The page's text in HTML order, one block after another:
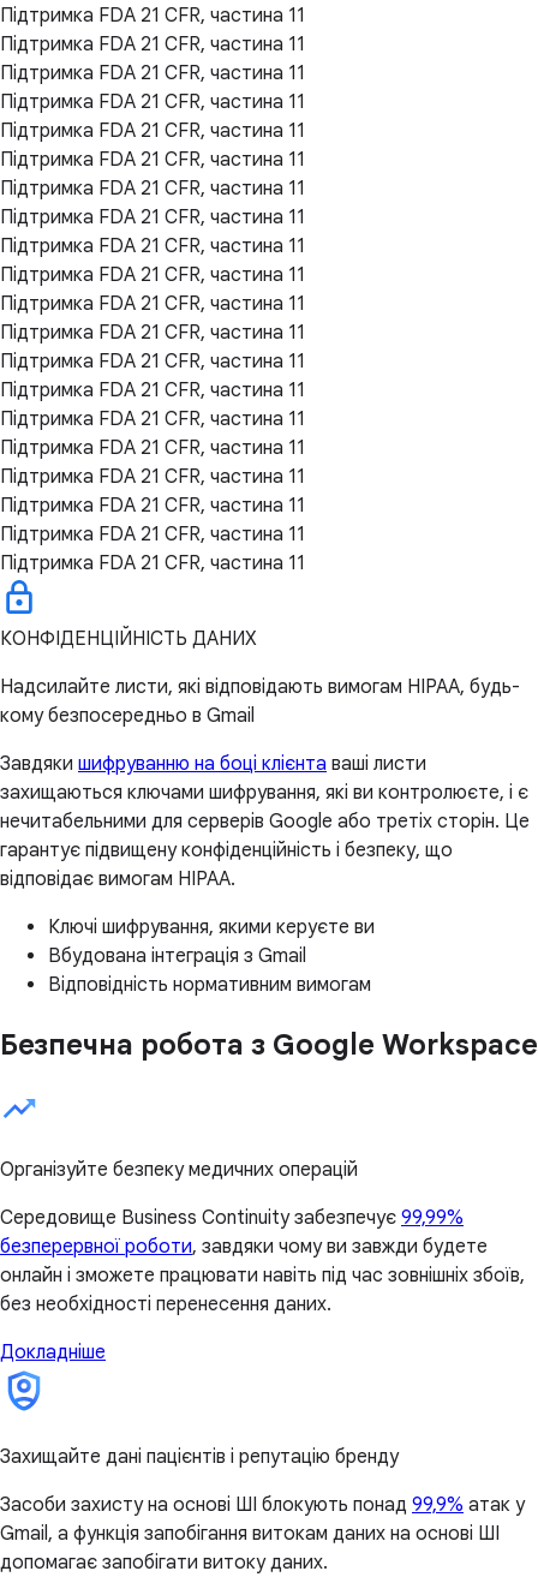
Підтримка FDA 21 CFR, частина 11
Підтримка FDA 21 CFR, частина 11
Підтримка FDA 21 CFR, частина 11
Підтримка FDA 21 CFR, частина 11
Підтримка FDA 21 CFR, частина 11
Підтримка FDA 21 CFR, частина 11
Підтримка FDA 21 CFR, частина 11
Підтримка FDA 21 CFR, частина 11
Підтримка FDA 21 CFR, частина 11
Підтримка FDA 21 CFR, частина 11
Підтримка FDA 21 CFR, частина 11
Підтримка FDA 21 CFR, частина 11
Підтримка FDA 21 CFR, частина 11
Підтримка FDA 21 CFR, частина 11
Підтримка FDA 21 CFR, частина 11
Підтримка FDA 21 CFR, частина 11
Підтримка FDA 21 CFR, частина 11
Підтримка FDA 21 CFR, частина 11
Підтримка FDA 21 CFR, частина 11
Підтримка FDA 21 CFR, частина 11
КОНФІДЕНЦІЙНІСТЬ ДАНИХ
Надсилайте листи, які відповідають вимогам HIPAA, будь-
кому безпосередньо в Gmail
Завдяки шифруванню на боці клієнта ваші листи
захищаються ключами шифрування, які ви контролюєте, і є
нечитабельними для серверів Google або третіх сторін. Це
гарантує підвищену конфіденційність і безпеку, що
відповідає вимогам HIPAA.
Ключі шифрування, якими керуєте ви
Вбудована інтеграція з Gmail
Відповідність нормативним вимогам
Безпечна робота з Google Workspace
Організуйте безпеку медичних операцій
Середовище Business Continuity забезпечує 99,99%
безперервної роботи, завдяки чому ви завжди будете
онлайн і зможете працювати навіть під час зовнішніх збоїв,
без необхідності перенесення даних.
Докладніше
Захищайте дані пацієнтів і репутацію бренду
Засоби захисту на основі ШІ блокують понад 99,9% атак у
Gmail, а функція запобігання витокам даних на основі ШІ
допомагає запобігати витоку даних.